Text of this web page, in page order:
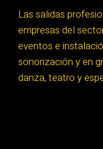
Las salidas
empresas del
eventos e
sonorización y en
danza, teatro y